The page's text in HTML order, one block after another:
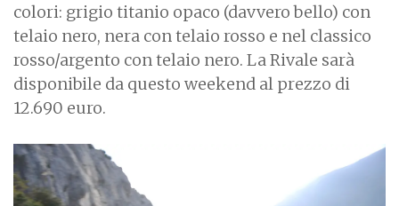
colori: grigio titanio opaco (davvero bello) con
telaio nero, nera con telaio rosso e nel classico
rosso/argento con telaio nero. La Rivale sarà
disponibile da questo weekend al prezzo di
12.690 euro.